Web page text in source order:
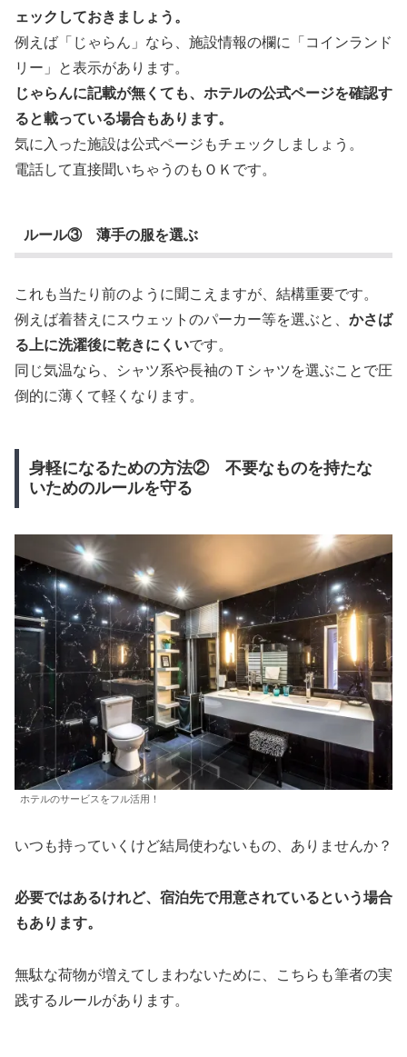
ェックしておきましょう。
例えば「じゃらん」なら、施設情報の欄に「コインランド
リー」と表示があります。
じゃらんに記載が無くても、ホテルの公式ページを確認す
ると載っている場合もあります。
気に入った施設は公式ページもチェックしましょう。
電話して直接聞いちゃうのもＯＫです。
ルール③ 薄手の服を選ぶ
これも当たり前のように聞こえますが、結構重要です。
例えば着替えにスウェットのパーカー等を選ぶと、 かさば
る上に洗濯後に乾きにくいです。
同じ気温なら、シャツ系や長袖のＴシャツを選ぶことで圧
倒的に薄くて軽くなります。
身軽になるための方法② 不要なものを持たな
いためのルールを守る
ホテルのサービスをフル活用！
いつも持っていくけど結局使わないもの、ありませんか？
必要ではあるけれど、宿泊先で用意されているという場合
もあります。
無駄な荷物が増えてしまわないために、こちらも筆者の実
践するルールがあります。